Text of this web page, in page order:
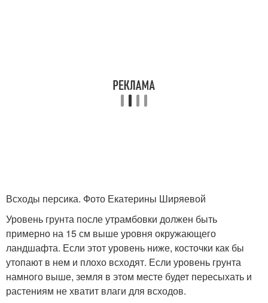
Всходы персика. Фото Екатерины Ширяевой
Уровень грунта после утрамбовки должен быть
примерно на 15 см выше уровня окружающего
ландшафта. Если этот уровень ниже, косточки как бы
утопают в нем и плохо всходят. Если уровень грунта
намного выше, земля в этом месте будет пересыхать и
растениям не хватит влаги для всходов.